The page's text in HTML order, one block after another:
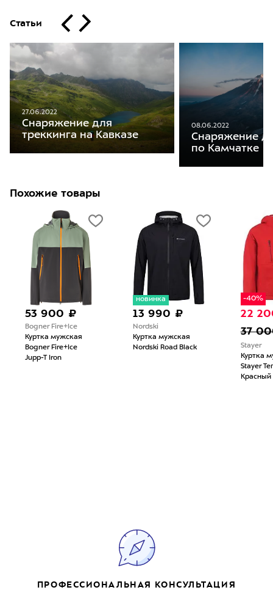
Статьи
27.06.2022
Снаряжение для
треккинга на Кавказе
08.06.2022
Снаряжение
по Камчатке
Похожие товары
53 900 ₽
Bogner Fire+Ice
Куртка мужская
Bogner Fire+Ice
Jupp-T Iron
новинка
13 990 ₽
Nordski
Куртка мужская
Nordski Road Black
-40%
22
37
Stayer
Куртка
Stayer
Красный
ПРОФЕССИОНАЛЬНАЯ КОНСУЛЬТАЦИЯ